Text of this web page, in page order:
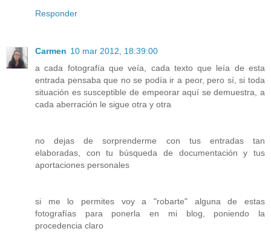
Responder
Carmen 10 mar 2012, 18:39:00
a cada fotografía que veía, cada texto que leía de esta
entrada pensaba que no se podía ir a peor, pero sí, si toda
situación es susceptible de empeorar aquí se demuestra, a
cada aberración le sigue otra y otra
no dejas de sorprenderme con tus entradas tan
elaboradas, con tu búsqueda de documentación y tus
aportaciones personales
si me lo permites voy a "robarte" alguna de estas
fotografías para ponerla en mi blog, poniendo la
procedencia claro